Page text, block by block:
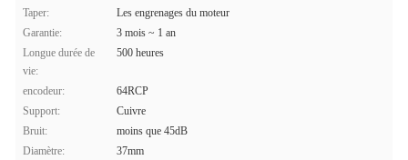
Taper:
Les engrenages du moteur
Garantie:
3 mois ~ 1 an
Longue durée de
vie:
500 heures
encodeur:
64RCP
Support:
Cuivre
Bruit:
moins que 45dB
Diamètre:
37mm